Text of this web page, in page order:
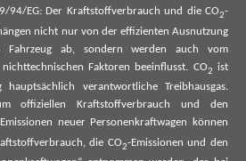
94/EG: Der Kraftstoffverbrauch und die CO2-
nicht nur von der effizienten Ausnutzung
Fahrzeug ab, sondern werden auch vom
Faktoren beeinflusst. CO2 ist
verantwortliche Treibhausgas.
offiziellen Kraftstoffverbrauch und den
neuer Personenkraftwagen können
die CO2-Emissionen und den